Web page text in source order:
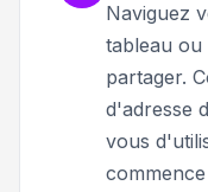
Naviguez
tableau
partager.
d'adresse
vous